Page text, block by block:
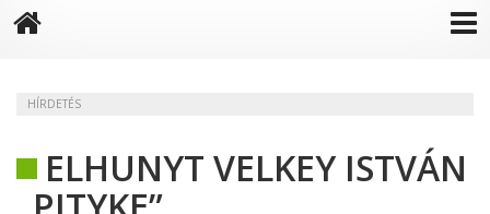
HÍRDETÉS
ELHUNYT VELKEY ISTVÁN